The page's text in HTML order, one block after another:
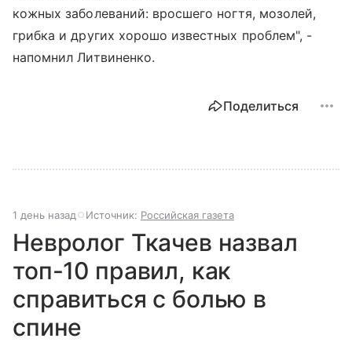
кожных заболеваний: вросшего ногтя, мозолей,
грибка и других хорошо известных проблем", -
напомнил Литвиненко.
Поделиться
1 день назад Источник: Российская газета
Невролог Ткачев назвал
топ-10 правил, как
справиться с болью в
спине